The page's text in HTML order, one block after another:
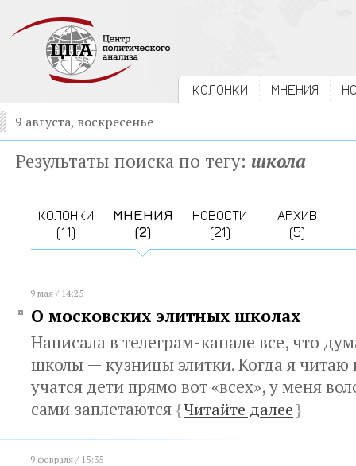
КОЛОНКИ МНЕНИЯ
9 августа, воскресенье
Результаты поиска по тегу: школа
КОЛОНКИ
(11)
МНЕНИЯ
(2)
НОВОСТИ
(21)
АРХИВ
(5)
9 мая / 14:25
О московских элитных школах
Написала в телеграм-канале все, что
школы — кузницы элитки. Когда я читаю
учатся дети прямо вот «всех», у меня
сами заплетаются {Читайте далее}
9 февраля / 15:35